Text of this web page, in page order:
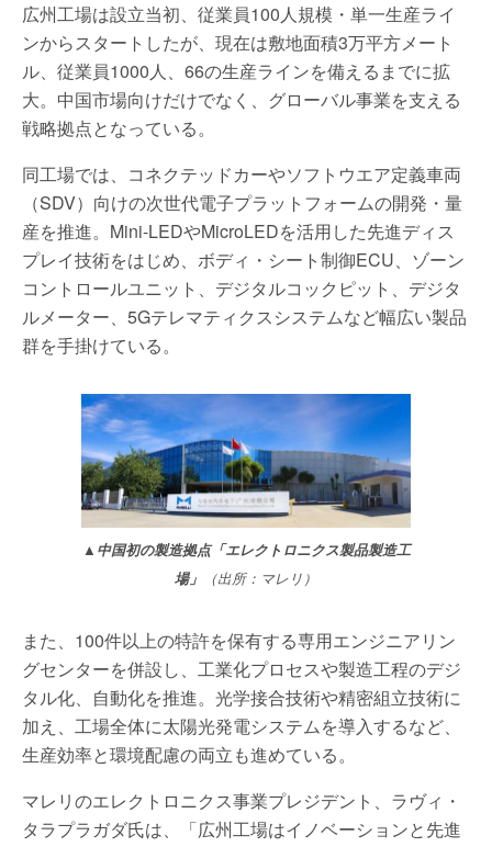
広州工場は設立当初、従業員100人規模・単一生産ライ
ンからスタートしたが、現在は敷地面積3万平方メート
ル、従業員1000人、66の生産ラインを備えるまでに拡
大。中国市場向けだけでなく、グローバル事業を支える
戦略拠点となっている。
同工場では、コネクテッドカーやソフトウエア定義車両
（SDV）向けの次世代電子プラットフォームの開発・量
産を推進。Mini-LEDやMicroLEDを活用した先進ディス
プレイ技術をはじめ、ボディ・シート制御ECU、ゾーン
コントロールユニット、デジタルコックピット、デジタ
ルメーター、5Gテレマティクスシステムなど幅広い製品
群を手掛けている。
▲中国初の製造拠点「エレクトロニクス製品製造工
場」
（出所：マレリ）
また、100件以上の特許を保有する専用エンジニアリン
グセンターを併設し、工業化プロセスや製造工程のデジ
タル化、自動化を推進。光学接合技術や精密組立技術に
加え、工場全体に太陽光発電システムを導入するなど、
生産効率と環境配慮の両立も進めている。
マレリのエレクトロニクス事業プレジデント、ラヴィ・
タラプラガダ氏は、「広州工場はイノベーションと先進